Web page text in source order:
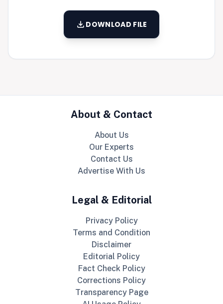
download DOWNLOAD FILE
About & Contact
About Us
Our Experts
Contact Us
Advertise With Us
Legal & Editorial
Privacy Policy
Terms and Condition
Disclaimer
Editorial Policy
Fact Check Policy
Corrections Policy
Transparency Page